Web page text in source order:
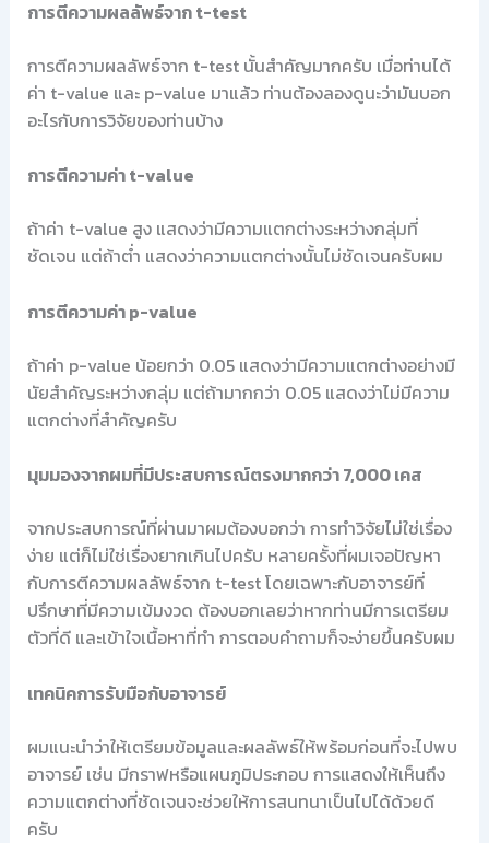
การตีความผลลัพธ์จาก t-test
การตีความผลลัพธ์จาก t-test นั้นสำคัญมากครับ เมื่อท่านได้
ค่า t-value และ p-value มาแล้ว ท่านต้องลองดูนะว่ามันบอก
อะไรกับการวิจัยของท่านบ้าง
การตีความค่า t-value
ถ้าค่า t-value สูง แสดงว่ามีความแตกต่างระหว่างกลุ่มที่
ชัดเจน แต่ถ้าต่ำ แสดงว่าความแตกต่างนั้นไม่ชัดเจนครับผม
การตีความค่า p-value
ถ้าค่า p-value น้อยกว่า 0.05 แสดงว่ามีความแตกต่างอย่างมี
นัยสำคัญระหว่างกลุ่ม แต่ถ้ามากกว่า 0.05 แสดงว่าไม่มีความ
แตกต่างที่สำคัญครับ
มุมมองจากผมที่มีประสบการณ์ตรงมากกว่า 7,000 เคส
จากประสบการณ์ที่ผ่านมาผมต้องบอกว่า การทำวิจัยไม่ใช่เรื่อง
ง่าย แต่ก็ไม่ใช่เรื่องยากเกินไปครับ หลายครั้งที่ผมเจอปัญหา
กับการตีความผลลัพธ์จาก t-test โดยเฉพาะกับอาจารย์ที่
ปรึกษาที่มีความเข้มงวด ต้องบอกเลยว่าหากท่านมีการเตรียม
ตัวที่ดี และเข้าใจเนื้อหาที่ทำ การตอบคำถามก็จะง่ายขึ้นครับผม
เทคนิคการรับมือกับอาจารย์
ผมแนะนำว่าให้เตรียมข้อมูลและผลลัพธ์ให้พร้อมก่อนที่จะไปพบ
อาจารย์ เช่น มีกราฟหรือแผนภูมิประกอบ การแสดงให้เห็นถึง
ความแตกต่างที่ชัดเจนจะช่วยให้การสนทนาเป็นไปได้ด้วยดี
ครับ